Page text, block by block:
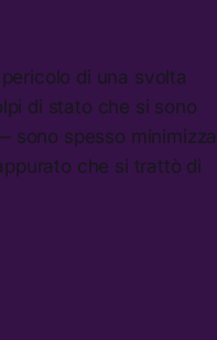
di una svolta
di stato che si sono
sono spesso
che si trattò di